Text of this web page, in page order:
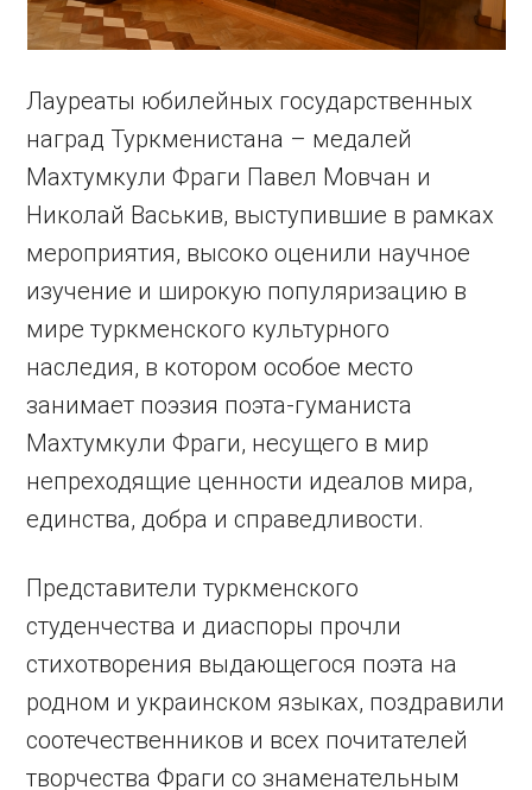
Лауреаты юбилейных государственных
наград Туркменистана – медалей
Махтумкули Фраги Павел Мовчан и
Николай Васькив, выступившие в рамках
мероприятия, высоко оценили научное
изучение и широкую популяризацию в
мире туркменского культурного
наследия, в котором особое место
занимает поэзия поэта-гуманиста
Махтумкули Фраги, несущего в мир
непреходящие ценности идеалов мира,
единства, добра и справедливости.
Представители туркменского
студенчества и диаспоры прочли
стихотворения выдающегося поэта на
родном и украинском языках, поздравили
соотечественников и всех почитателей
творчества Фраги со знаменательным